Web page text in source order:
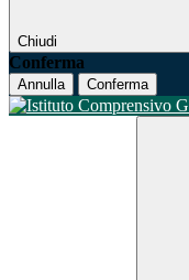
Chiudi
Conferma
Annulla Conferma